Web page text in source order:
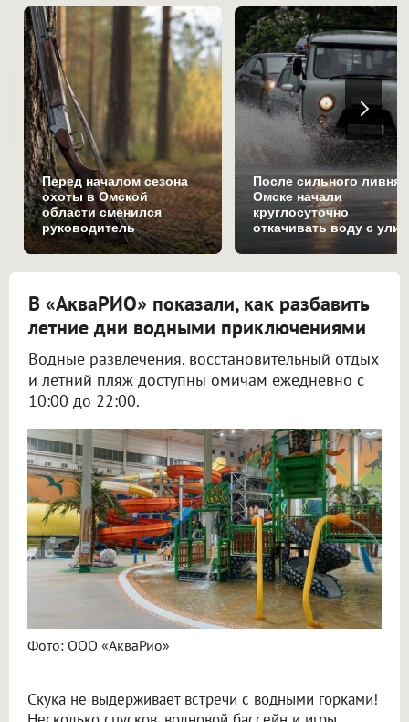
Перед началом сезона
охоты в Омской
области сменился
руководитель
управления по охране
животного мира
После сильного ливня
Омске начали
круглосуточно
откачивать воду с улиц
В «АкваРИО» показали, как разбавить
летние дни водными приключениями
Водные развлечения, восстановительный отдых
и летний пляж доступны омичам ежедневно с
10:00 до 22:00.
Фото: ООО «АкваРио»
Скука не выдерживает встречи с водными горками!